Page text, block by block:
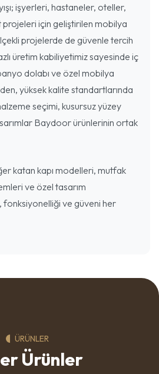
işyerleri, hastaneler, oteller,
için geliştirilen mobilya
projelerde de güvenle tercih
üretim kabiliyetimiz sayesinde iç
dolabı ve özel mobilya
yüksek kalite standartlarında
seçimi, kusursuz yüzey
Baydoor ürünlerinin ortak
katan kapı modelleri, mutfak
ve özel tasarım
ve güveni her
ÜRÜNLER
Ürünler